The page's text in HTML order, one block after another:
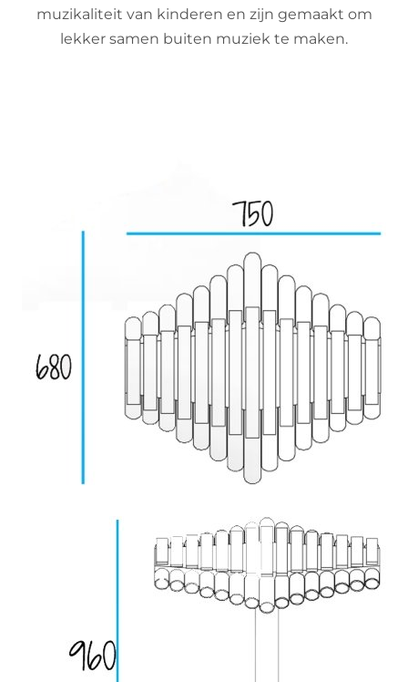
muzikaliteit van kinderen en zijn gemaakt om
lekker samen buiten muziek te maken.